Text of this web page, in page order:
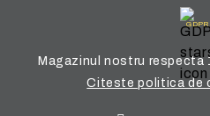
GDPR
Magazinul nostru respecta
Citeste politica de